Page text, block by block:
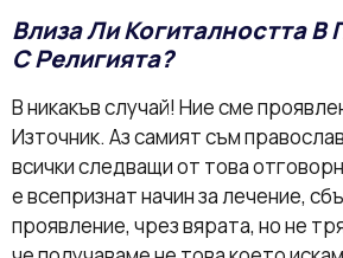
Влиза Ли Когиталността В
С Религията?
В никакъв случай! Ние сме
Източник. Аз самият съм
всички следващи от това
е всепризнат начин за лечение,
проявление, чрез вярата, но не